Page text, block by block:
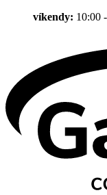
víkendy: 10:00